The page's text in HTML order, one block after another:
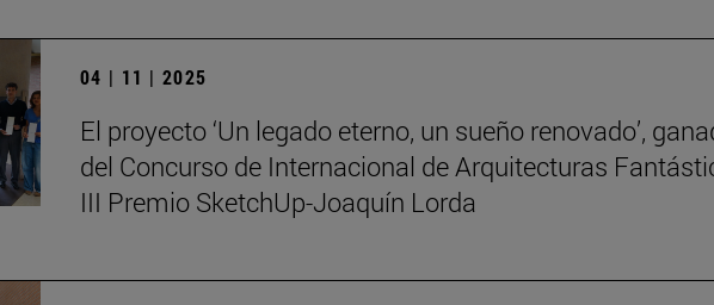
04 | 11 | 2025
El proyecto ‘Un legado eterno, un sueño renovado’,
del Concurso de Internacional de Arquitecturas
III Premio SketchUp-Joaquín Lorda